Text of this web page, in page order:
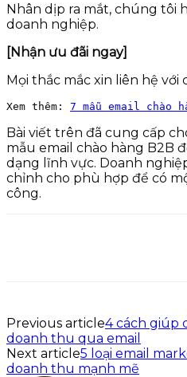
Nhân dịp ra mắt, chúng tôi
doanh nghiệp.
[Nhận ưu đãi ngay]
Mọi thắc mắc xin liên hệ
Xem thêm: 7 mẫu email chào
Bài viết trên đã cung cấp
mẫu email chào hàng B2B
dạng lĩnh vực. Doanh
chỉnh cho phù hợp để có
công.
Previous article4 cách giúp
doanh thu qua email
Next article5 loại email
doanh thu mạnh mẽ